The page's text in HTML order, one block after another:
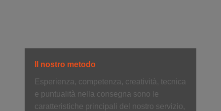
Il nostro metodo
Esperienza, competenza, creatività, tecnica
e puntualità nella consegna sono le
caratteristiche principali del nostro servizio,